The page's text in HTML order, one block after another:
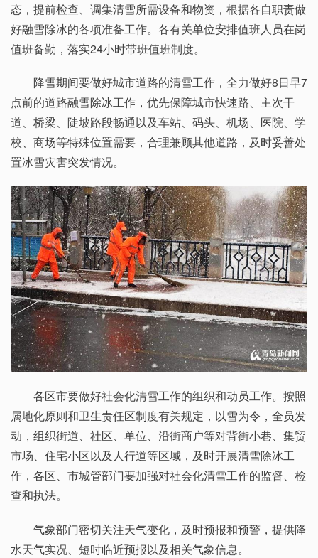
态，提前检查、调集清雪所需设备和物资，根据各自职责做
好融雪除冰的各项准备工作。各有关单位安排值班人员在岗
值班备勤，落实24小时带班值班制度。
降雪期间要做好城市道路的清雪工作，全力做好8日早7
点前的道路融雪除冰工作，优先保障城市快速路、主次干
道、桥梁、陡坡路段畅通以及车站、码头、机场、医院、学
校、商场等特殊位置需要，合理兼顾其他道路，及时妥善处
置冰雪灾害突发情况。
各区市要做好社会化清雪工作的组织和动员工作。按照
属地化原则和卫生责任区制度有关规定，以雪为令，全员发
动，组织街道、社区、单位、沿街商户等对背街小巷、集贸
市场、住宅小区以及人行道等区域，及时开展清雪除冰工
作，各区、市城管部门要加强对社会化清雪工作的监督、检
查和执法。
气象部门密切关注天气变化，及时预报和预警，提供降
水天气实况、短时临近预报以及相关气象信息。